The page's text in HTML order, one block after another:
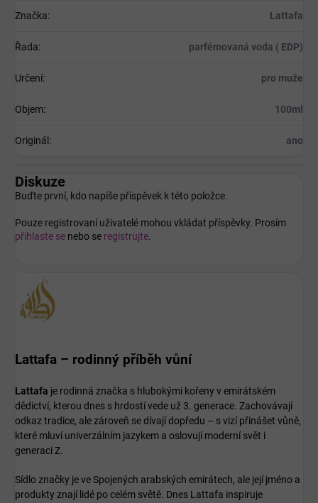
Značka: Lattafa
Řada: parfémovaná voda ( EDP)
Určení: pro muže
Objem: 100ml
Originál : ano
Diskuze
Buďte první, kdo napíše příspěvek k této položce.
Pouze registrovaní uživatelé mohou vkládat příspěvky. Prosím
přihlaste se nebo se registrujte.
Lattafa – rodinný příběh vůní
Lattafa je rodinná značka s hlubokými kořeny v emirátském
dědictví, kterou dnes s hrdostí vede už 3. generace. Zachovávají
odkaz tradice, ale zároveň se dívají dopředu – s vizí přinášet vůně,
které mluví univerzálním jazykem a oslovují moderní svět i
generaci Z.
Sídlo značky je ve Spojených arabských emirátech, ale její jméno a
produkty znají lidé po celém světě. Dnes Lattafa inspiruje